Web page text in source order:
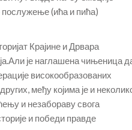
послужење (ића и пића)
Крајине и Дрвара
је наглашена чињеница
високообразованих
међу којима је и
и незабораву свога
и победи правде